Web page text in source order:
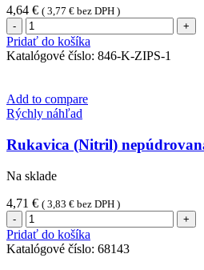
4,64 € ( 3,77 € bez DPH )
množstvo
Overal
s
kapucňou
s
kovovým
zipsom
-
biely
XXL
(1ks)
Pridať do košíka
Katalógové číslo: 846-K-ZIPS-1
Add to compare
Rýchly náhľad
Rukavica (Nitril)
Na sklade
4,71 € ( 3,83 € bez DPH )
množstvo
Rukavica
(Nitril)
nepúdrovaná
Pridať do košíka
Katalógové číslo: 68143